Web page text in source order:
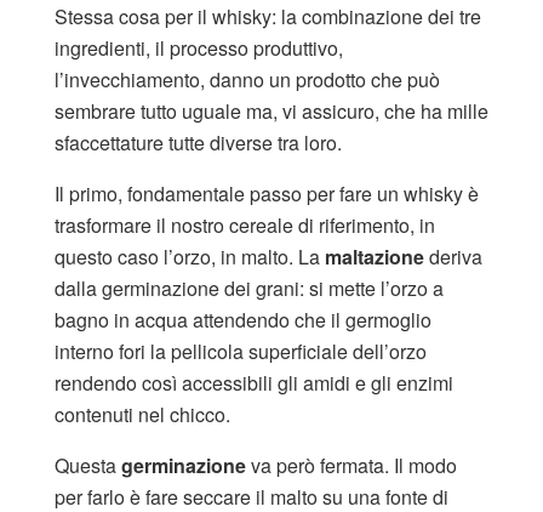
Stessa cosa per il whisky: la combinazione dei tre
ingredienti, il processo produttivo,
l’invecchiamento, danno un prodotto che può
sembrare tutto uguale ma, vi assicuro, che ha mille
sfaccettature tutte diverse tra loro.
Il primo, fondamentale passo per fare un whisky è
trasformare il nostro cereale di riferimento, in
questo caso l’orzo, in malto. La maltazionederiva
dalla germinazione dei grani: si mette l’orzo a
bagno in acqua attendendo che il germoglio
interno fori la pellicola superficiale dell’orzo
rendendo così accessibili gli amidi e gli enzimi
contenuti nel chicco.
Questagerminazioneva però fermata. Il modo
per farlo è fare seccare il malto su una fonte di